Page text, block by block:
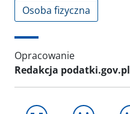
Osoba fizyczna
Opracowanie
Redakcja podatki.gov.pl